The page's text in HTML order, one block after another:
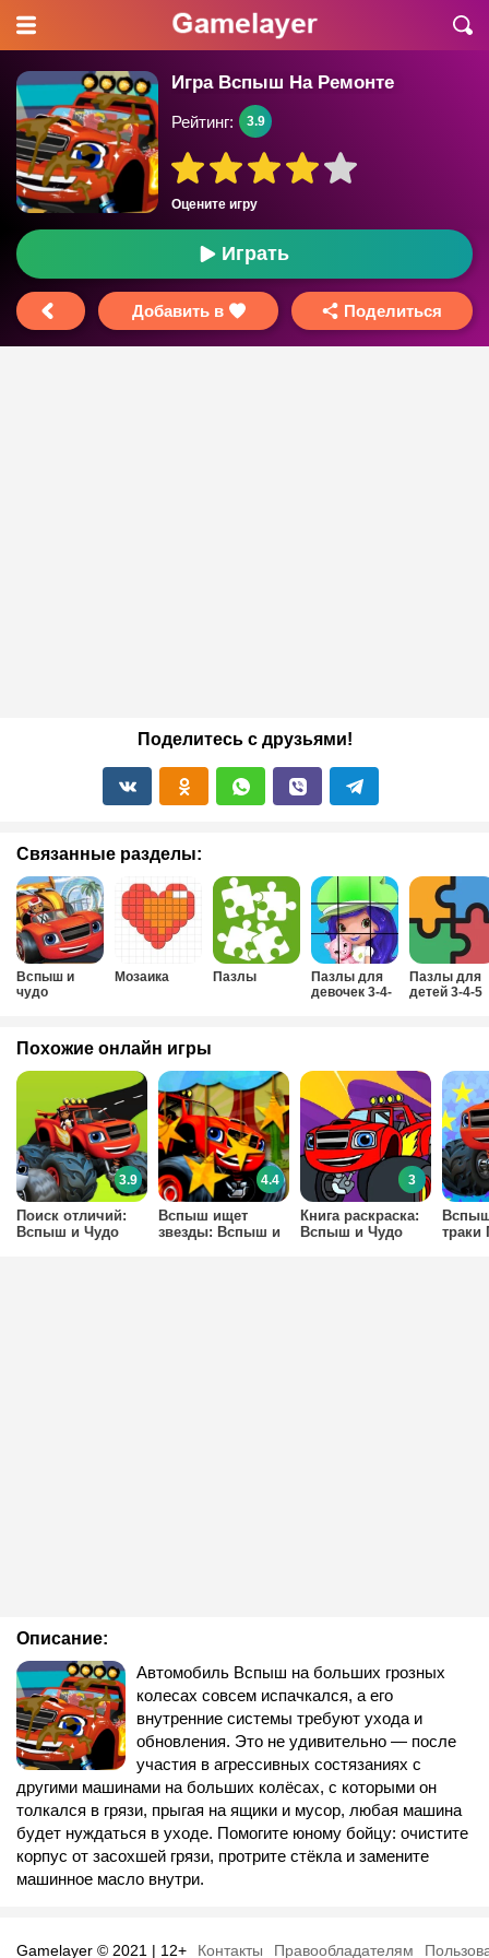
Игра Вспыш На Ремонте
Оцените игру
Рейтинг: 3.9
Играть
Добавить в Поделиться
Поделитесь с друзьями!
Связанные разделы:
Вспыш и
чудо
Мозаика Пазлы
Пазлы для
девочек 3-4-
Пазлы для
детей 3-4-5
Описание:
Автомобиль Вспыш на больших грозных
колесах совсем испачкался, а его
внутренние системы требуют ухода и
обновления. Это не удивительно — после
участия в агрессивных состязаниях с
другими машинами на больших колёсах, с которыми он
толкался в грязи, прыгая на ящики и мусор, любая машина
будет нуждаться в уходе. Помогите юному бойцу: очистите
корпус от засохшей грязи, протрите стёкла и замените
машинное масло внутри.
Похожие онлайн игры
Поиск отличий:
Вспыш и Чудо
3.9
Вспыш ищет
звезды: Вспыш и
4.4
Книга раскраска:
Вспыш и Чудо
3
траки
Gamelayer © 2021 | 12+ Контакты Правообладателям